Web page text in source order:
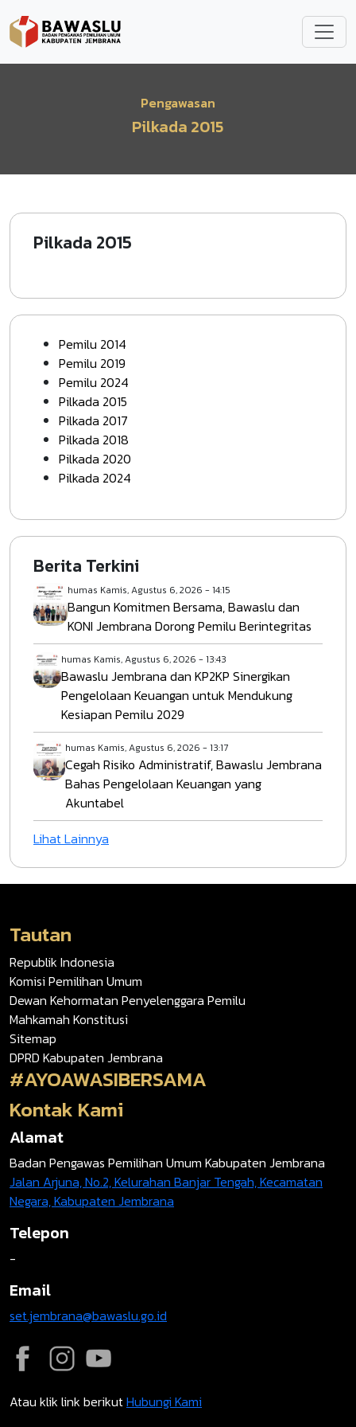
Pengawasan
Pilkada 2015
Pilkada 2015
Pemilu 2014
Pemilu 2019
Pemilu 2024
Pilkada 2015
Pilkada 2017
Pilkada 2018
Pilkada 2020
Pilkada 2024
Berita Terkini
humas Kamis, Agustus 6, 2026 - 14:15
Bangun Komitmen Bersama, Bawaslu dan
KONI Jembrana Dorong Pemilu Berintegritas
humas Kamis, Agustus 6, 2026 - 13:43
Bawaslu Jembrana dan KP2KP Sinergikan
Pengelolaan Keuangan untuk Mendukung
Kesiapan Pemilu 2029
humas Kamis, Agustus 6, 2026 - 13:17
Cegah Risiko Administratif, Bawaslu Jembrana
Bahas Pengelolaan Keuangan yang
Akuntabel
Lihat Lainnya
Tautan
Republik Indonesia
Komisi Pemilihan Umum
Dewan Kehormatan Penyelenggara Pemilu
Mahkamah Konstitusi
Sitemap
DPRD Kabupaten Jembrana
#AYOAWASIBERSAMA
Kontak Kami
Alamat
Badan Pengawas Pemilihan Umum Kabupaten Jembrana
Jalan Arjuna, No.2, Kelurahan Banjar Tengah, Kecamatan
Negara, Kabupaten Jembrana
Telepon
-
Email
set.jembrana@bawaslu.go.id
Atau klik link berikutHubungi Kami